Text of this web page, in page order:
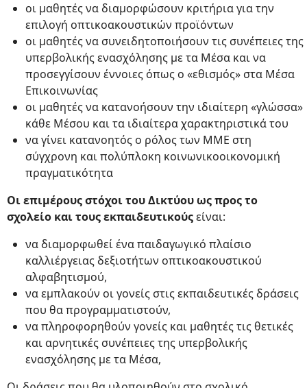
οι μαθητές να διαμορφώσουν κριτήρια για την
επιλογή οπτικοακουστικών προϊόντων
οι μαθητές να συνειδητοποιήσουν τις συνέπειες της
υπερβολικής ενασχόλησης με τα Μέσα και να
προσεγγίσουν έννοιες όπως ο «εθισμός» στα Μέσα
Επικοινωνίας
οι μαθητές να κατανοήσουν την ιδιαίτερη «γλώσσα»
κάθε Μέσου και τα ιδιαίτερα χαρακτηριστικά του
να γίνει κατανοητός ο ρόλος των ΜΜΕ στη
σύγχρονη και πολύπλοκη κοινωνικοοικονομική
πραγματικότητα
Οι επιμέρους στόχοι του Δικτύου ως προς το
σχολείο και τους εκπαιδευτικούςείναι:
να διαμορφωθεί ένα παιδαγωγικό πλαίσιο
καλλιέργειας δεξιοτήτων οπτικοακουστικού
αλφαβητισμού,
να εμπλακούν οι γονείς στις εκπαιδευτικές δράσεις
που θα προγραμματιστούν,
να πληροφορηθούν γονείς και μαθητές τις θετικές
και αρνητικές συνέπειες της υπερβολικής
ενασχόλησης με τα Μέσα,